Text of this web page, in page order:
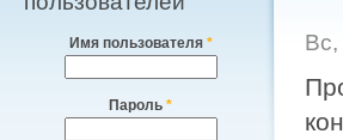
Имя пользователя *
Пароль *